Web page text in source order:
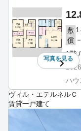
写真を見る
敷 1
償 －
1階
ハウ
ヴィル・エテルネルＣ
賃貸一戸建て